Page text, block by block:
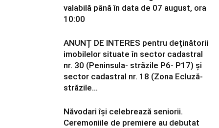
valabilă până în data de 07 august, ora
10:00
ANUNȚ DE INTERES pentru deținătorii
imobilelor situate în sector cadastral
nr. 30 (Peninsula- străzile P6- P17) și
sector cadastral nr. 18 (Zona Ecluză-
străzile...
Năvodari își celebrează seniorii.
Ceremoniile de premiere au debutat